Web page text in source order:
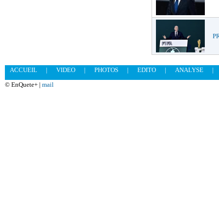
ACCUEIL | VIDEO | PHOTOS | EDITO | ANALYSE
|
© EnQuete+ | mail